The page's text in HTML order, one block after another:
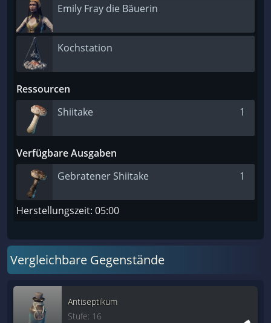
Emily Fray die Bäuerin
Kochstation
Ressourcen
Shiitake
1
Verfügbare Ausgaben
Gebratener Shiitake
1
Herstellungszeit: 05:00
Vergleichbare Gegenstände
Antiseptikum
Stufe: 16